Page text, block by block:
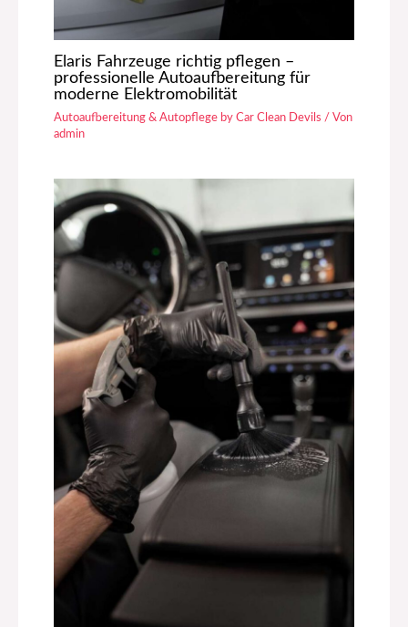
Elaris Fahrzeuge richtig pflegen –
professionelle Autoaufbereitung für
moderne Elektromobilität
Autoaufbereitung & Autopflege by Car Clean Devils / Von
admin